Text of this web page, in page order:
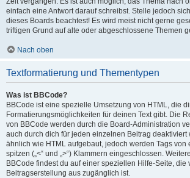
einfach eine Antwort darauf schreibst. Stelle jedoch
dieses Boards beachtest! Es wird meist nicht gerne
triftigen Grund auf alte oder abgeschlossene Themen
Nach oben
Textformatierung und Thementypen
Was ist BBCode?
BBCode ist eine spezielle Umsetzung von HTML, die
Formatierungsmöglichkeiten für deinen Text gibt. Die
von BBCode werden durch die Board-Administration
auch durch dich für jeden einzelnen Beitrag deaktiviert
ähnlich wie HTML aufgebaut, jedoch werden Tags von
spitzen („<“ und „>“) Klammern eingeschlossen.
BBCode findest du auf einer speziellen Hilfe-Seite, die
Beitragserstellung aus zugänglich ist.